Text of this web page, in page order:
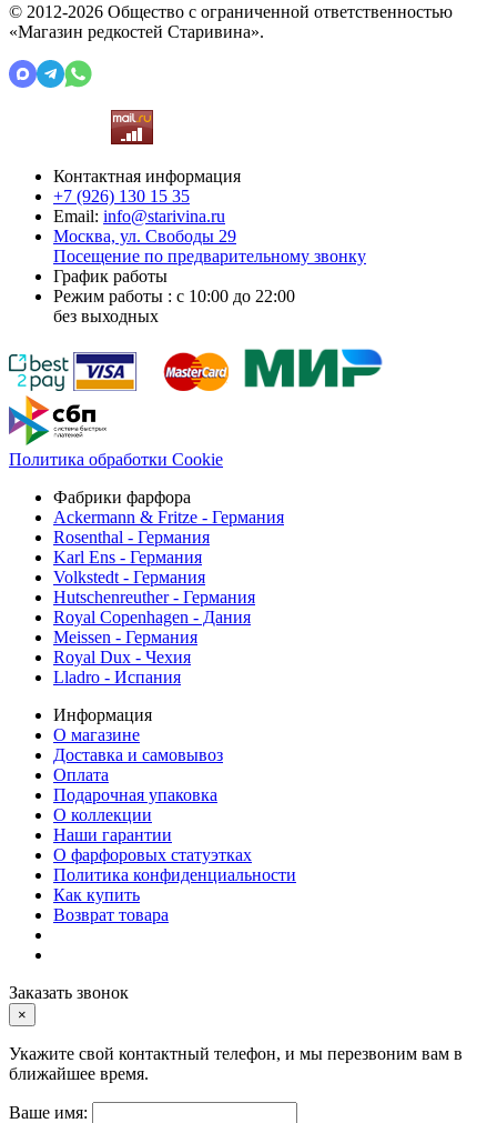
© 2012-2026 Общество с ограниченной ответственностью
«Магазин редкостей Старивина».
Контактная информация
+7 (926) 130 15 35
Email: info@starivina.ru
Москва, ул. Свободы 29
Посещение по предварительному звонку
График работы
Режим работы : с 10:00 до 22:00
без выходных
Политика обработки Cookie
Фабрики фарфора
Ackermann & Fritze - Германия
Rosenthal - Германия
Karl Ens - Германия
Volkstedt - Германия
Hutschenreuther - Германия
Royal Copenhagen - Дания
Meissen - Германия
Royal Dux - Чехия
Lladro - Испания
Информация
О магазине
Доставка и самовывоз
Оплата
Подарочная упаковка
О коллекции
Наши гарантии
О фарфоровых статуэтках
Политика конфиденциальности
Как купить
Возврат товара
Заказать звонок
×
Укажите свой контактный телефон, и мы перезвоним вам в
ближайшее время.
Ваше имя: